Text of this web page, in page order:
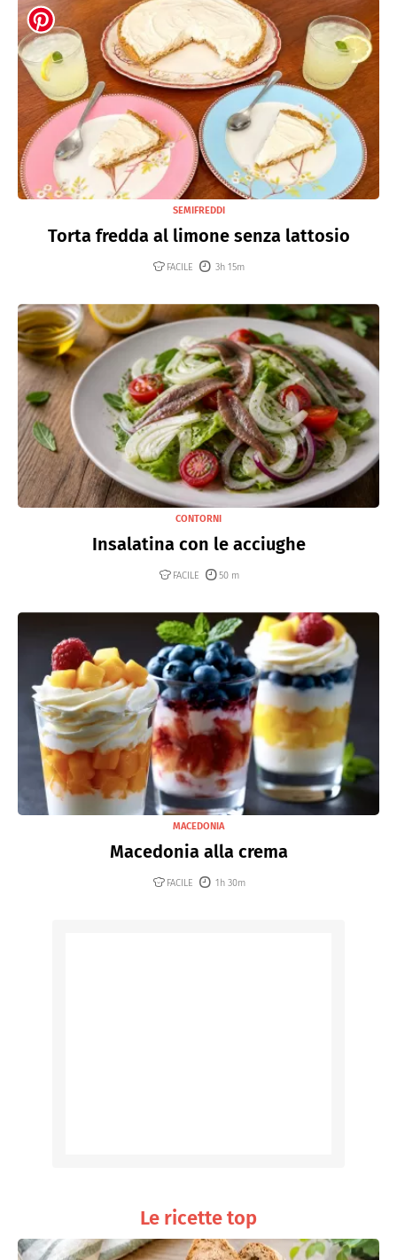
SEMIFREDDI
Torta fredda al limone senza lattosio
FACILE 3h 15m
CONTORNI
Insalatina con le acciughe
FACILE 50 m
MACEDONIA
Macedonia alla crema
FACILE 1h 30m
Le ricette top